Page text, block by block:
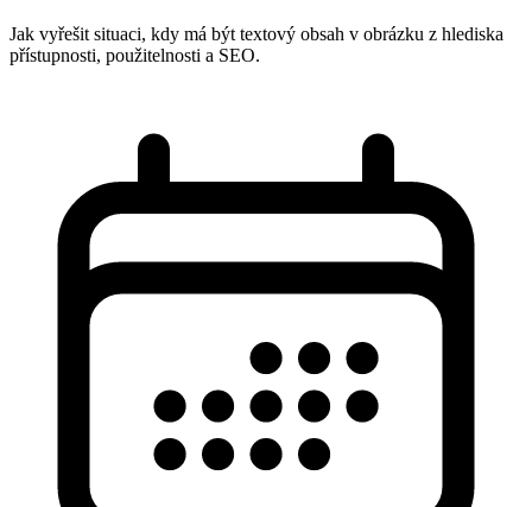
Jak vyřešit situaci, kdy má být textový obsah v obrázku z hlediska
přístupnosti, použitelnosti a SEO.